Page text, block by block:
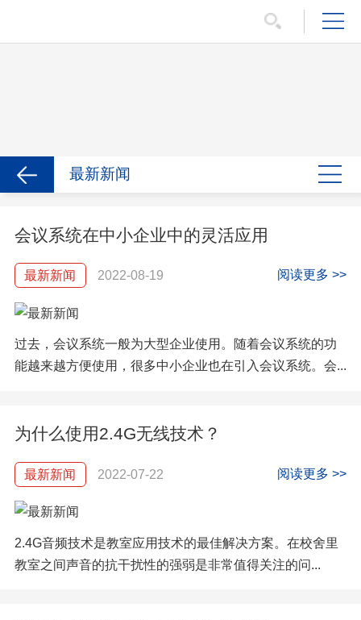
最新新闻
会议系统在中小企业中的灵活应用
阅读更多 >>
最新新闻 2022-08-19
过去，会议系统一般为大型企业使用。随着会议系统的功
能越来越方便使用，很多中小企业也在引入会议系统。会...
为什么使用2.4G无线技术？
阅读更多 >>
最新新闻 2022-07-22
2.4G音频技术是教室应用技术的最佳解决方案。在校舍里
教室之间声音的抗干扰性的强弱是非常值得关注的问...